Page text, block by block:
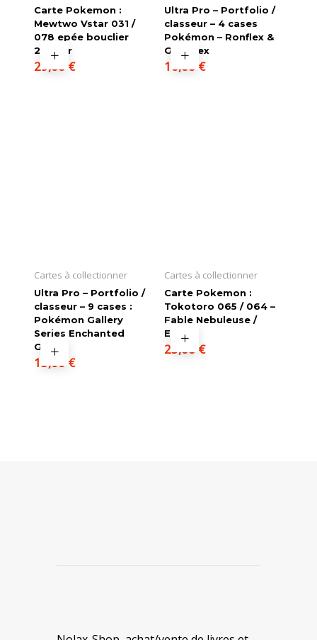
Carte Pokemon :
Mewtwo Vstar 031 /
078 epée bouclier
2022 fr
29,00 €
Ultra Pro – Portfolio /
classeur – 4 cases
Pokémon – Ronflex &
Goinfrex
10,00 €
Cartes à collectionner
Ultra Pro – Portfolio /
classeur – 9 cases :
Pokémon Gallery
Series Enchanted
Glade
15,00 €
Cartes à collectionner
Carte Pokemon :
Tokotoro 065 / 064 –
Fable Nebuleuse /
EV6.5
25,00 €